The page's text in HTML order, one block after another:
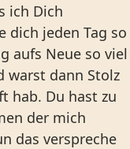
ich Dich
dich jeden Tag so
aufs Neue so viel
warst dann Stolz
hab. Du hast zu
der mich
das verspreche